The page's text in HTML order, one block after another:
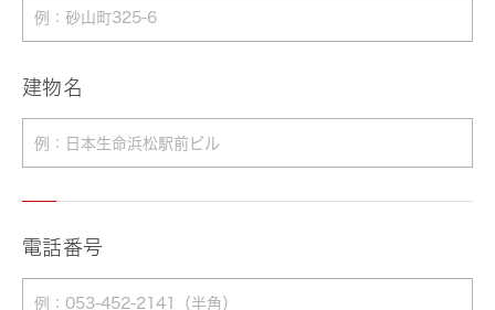
建物名
電話番号